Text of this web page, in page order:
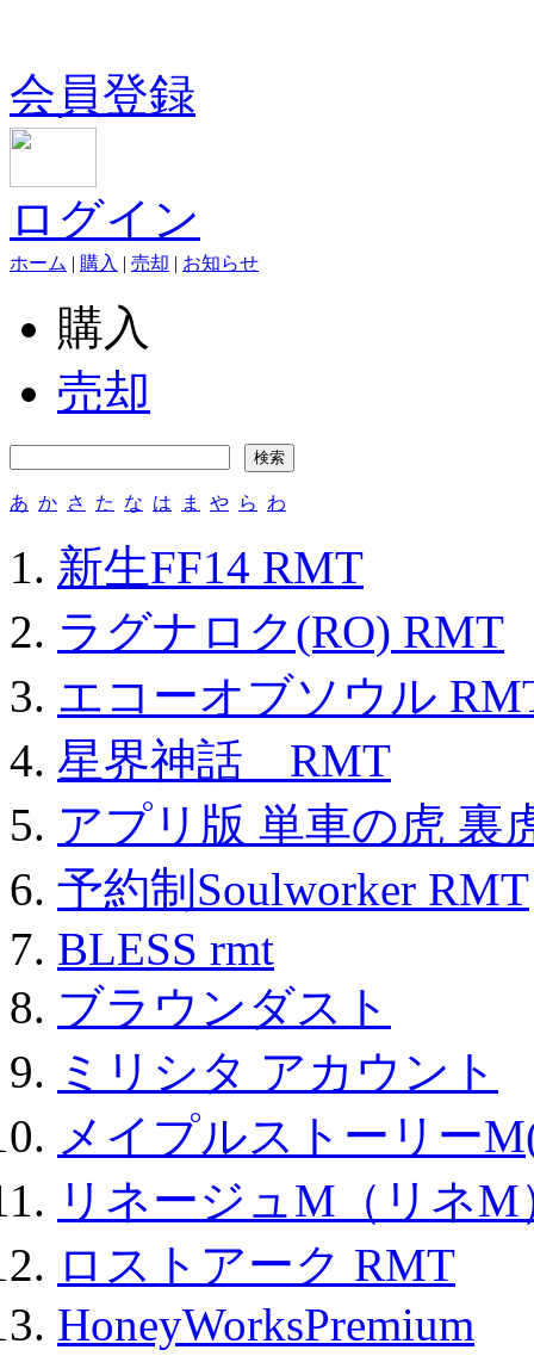
会員登録
ログイン
ホーム | 購入 | 売却 | お知らせ
購入
売却
あ か さ た な は ま や ら わ
新生FF14 RMT
ラグナロク(RO) RMT
エコーオブソウル
星界神話 RMT
アプリ版 単車の虎 裏
予約制Soulworker RMT
BLESS rmt
ブラウンダスト
ミリシタ アカウント
メイプルストーリー
リネージュM（リネM
ロストアーク RMT
HoneyWorksPremium